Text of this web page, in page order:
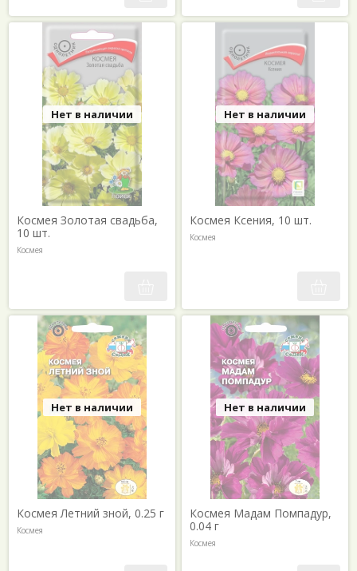
Нет в наличии
Космея Золотая свадьба,
10 шт.
Космея
Нет в наличии
Космея Ксения, 10 шт.
Космея
Нет в наличии
Космея Летний зной, 0.25 г
Космея
Нет в наличии
Космея Мадам Помпадур,
0.04 г
Космея